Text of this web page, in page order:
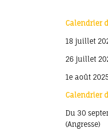
Calendrier
18 juillet
26 juillet
1e août
Calendrier
Du 30
(Angresse)